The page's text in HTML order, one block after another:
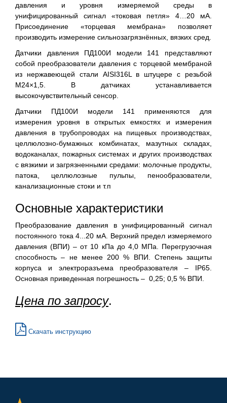
давления и уровня измеряемой среды в
унифицированный сигнал «токовая петля» 4…20 мА.
Присоединение «торцевая мембрана» позволяет
производить измерение сильнозагрязнённых, вязких сред.
Датчики давления ПД100И модели 141 представляют
собой преобразователи давления с торцевой мембраной
из нержавеющей стали AISI316L в штуцере с резьбой
М24×1,5. В датчиках устанавливается
высокочувствительный сенсор.
Датчики ПД100И модели 141 применяются для
измерения уровня в открытых емкостях и измерения
давления в трубопроводах на пищевых производствах,
целлюлозно-бумажных комбинатах, мазутных складах,
водоканалах, пожарных системах и других производствах
с вязкими и загрязненными средами: молочные продукты,
патока, целлюлозные пульпы, пенообразователи,
канализационные стоки и т.п
Основные характеристики
Преобразование давления в унифицированный сигнал
постоянного тока 4...20 мА. Верхний предел измеряемого
давления (ВПИ) – от 10 кПа до 4,0 МПа. Перегрузочная
способность – не менее 200 % ВПИ. Степень защиты
корпуса и электроразъема преобразователя – IP65.
Основная приведенная погрешность – 0,25; 0,5 % ВПИ.
Цена по запросу.
Скачать инструкцию